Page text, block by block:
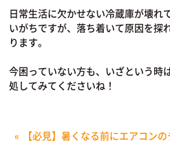
日常生活に欠かせない冷蔵庫が壊れ
いがちですが、落ち着いて原因を探
ります。
今困っていない方も、いざという時
処してみてくださいね！
«
【必見】暑くなる前にエアコン